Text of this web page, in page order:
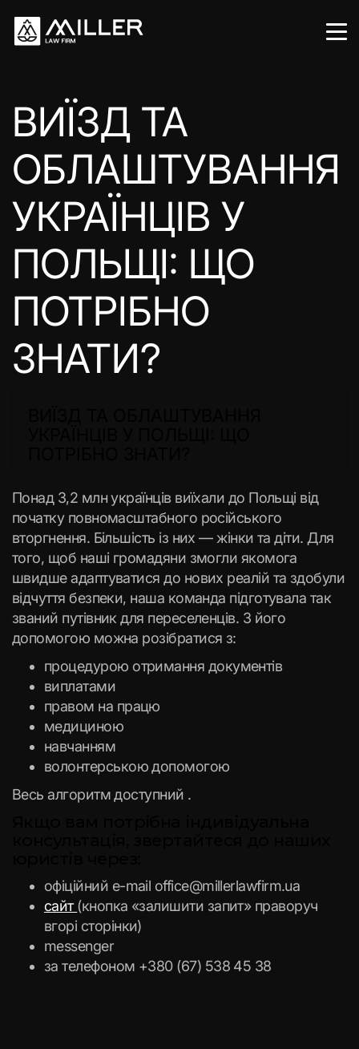
ВИЇЗД ТА
ОБЛАШТУВАННЯ
УКРАЇНЦІВ У
ПОЛЬЩІ: ЩО
ПОТРІБНО
ЗНАТИ?
Понад 3,2 млн українців виїхали до Польщі від
початку повномасштабного російського
вторгнення. Більшість із них — жінки та діти. Для
того, щоб наші громадяни змогли якомога
швидше адаптуватися до нових реалій та здобули
відчуття безпеки, наша команда підготувала так
званий путівник для переселенців. З його
допомогою можна розібратися з:
процедурою отримання документів
виплатами
правом на працю
медициною
навчанням
волонтерською допомогою
Весь алгоритм доступний .
офіційний e-mail office@millerlawfirm.ua
сайт(кнопка «залишити запит» праворуч
вгорі сторінки)
messenger
за телефоном +380 (67) 538 45 38